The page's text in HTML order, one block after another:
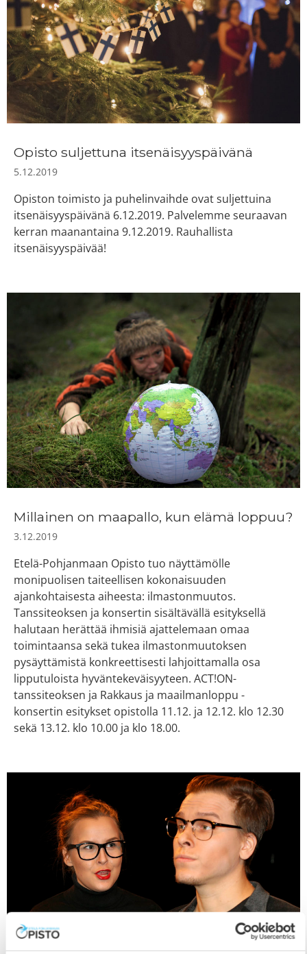
Opisto suljettuna itsenäisyyspäivänä
5.12.2019
Opiston toimisto ja puhelinvaihde ovat suljettuina
itsenäisyyspäivänä 6.12.2019. Palvelemme seuraavan
kerran maanantaina 9.12.2019. Rauhallista
itsenäisyyspäivää!
Millainen on maapallo, kun elämä loppuu?
3.12.2019
Etelä-Pohjanmaan Opisto tuo näyttämölle
monipuolisen taiteellisen kokonaisuuden
ajankohtaisesta aiheesta: ilmastonmuutos.
Tanssiteoksen ja konsertin sisältävällä esityksellä
halutaan herättää ihmisiä ajattelemaan omaa
toimintaansa sekä tukea ilmastonmuutoksen
pysäyttämistä konkreettisesti lahjoittamalla osa
lipputuloista hyväntekeväisyyteen. ACT!ON-
tanssiteoksen ja Rakkaus ja maailmanloppu -
konsertin esitykset opistolla 11.12. ja 12.12. klo 12.30
sekä 13.12. klo 10.00 ja klo 18.00.